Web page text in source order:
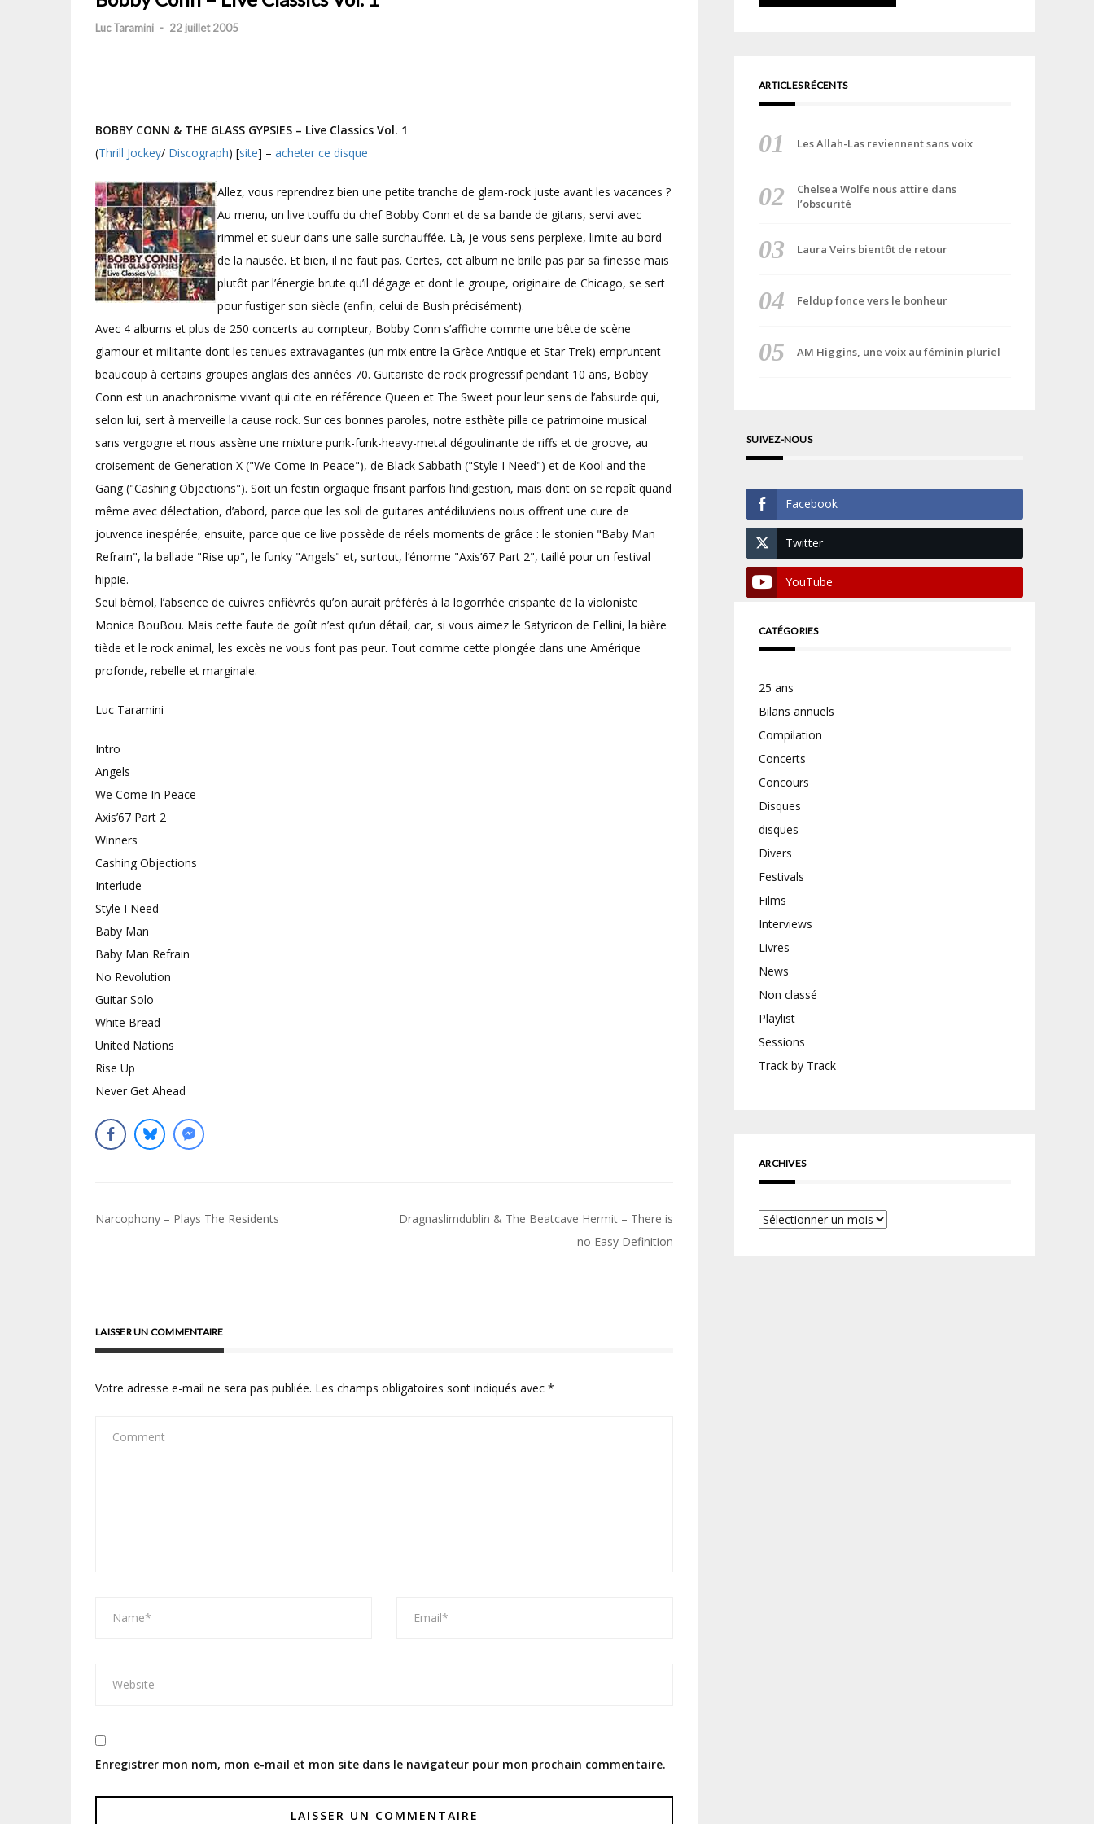
Luc Taramini - 22 juillet 2005
BOBBY CONN & THE GLASS GYPSIES – Live Classics Vol. 1
(Thrill Jockey/ Discograph) [site] – acheter ce disque
Allez, vous reprendrez bien une petite tranche de glam-rock juste avant les vacances ?
Au menu, un live touffu du chef Bobby Conn et de sa bande de gitans, servi avec
rimmel et sueur dans une salle surchauffée. Là, je vous sens perplexe, limite au bord
de la nausée. Et bien, il ne faut pas. Certes, cet album ne brille pas par sa finesse mais
plutôt par l’énergie brute qu’il dégage et dont le groupe, originaire de Chicago, se sert
pour fustiger son siècle (enfin, celui de Bush précisément).
Avec 4 albums et plus de 250 concerts au compteur, Bobby Conn s’affiche comme une bête de scène
glamour et militante dont les tenues extravagantes (un mix entre la Grèce Antique et Star Trek) empruntent
beaucoup à certains groupes anglais des années 70. Guitariste de rock progressif pendant 10 ans, Bobby
Conn est un anachronisme vivant qui cite en référence Queen et The Sweet pour leur sens de l’absurde qui,
selon lui, sert à merveille la cause rock. Sur ces bonnes paroles, notre esthète pille ce patrimoine musical
sans vergogne et nous assène une mixture punk-funk-heavy-metal dégoulinante de riffs et de groove, au
croisement de Generation X ("We Come In Peace"), de Black Sabbath ("Style I Need") et de Kool and the
Gang ("Cashing Objections"). Soit un festin orgiaque frisant parfois l’indigestion, mais dont on se repaît quand
même avec délectation, d’abord, parce que les soli de guitares antédiluviens nous offrent une cure de
jouvence inespérée, ensuite, parce que ce live possède de réels moments de grâce : le stonien "Baby Man
Refrain", la ballade "Rise up", le funky "Angels" et, surtout, l’énorme "Axis’67 Part 2", taillé pour un festival
hippie.
Seul bémol, l’absence de cuivres enfiévrés qu’on aurait préférés à la logorrhée crispante de la violoniste
Monica BouBou. Mais cette faute de goût n’est qu’un détail, car, si vous aimez le Satyricon de Fellini, la bière
tiède et le rock animal, les excès ne vous font pas peur. Tout comme cette plongée dans une Amérique
profonde, rebelle et marginale.
Luc Taramini
Intro
Angels
We Come In Peace
Axis’67 Part 2
Winners
Cashing Objections
Interlude
Style I Need
Baby Man
Baby Man Refrain
No Revolution
Guitar Solo
White Bread
United Nations
Rise Up
Never Get Ahead
Navigation
Narcophony – Plays The Residents
Dragnaslimdublin & The Beatcave Hermit – There is
no Easy Definition
LAISSER UN COMMENTAIRE
Votre adresse e-mail ne sera pas publiée. Les champs obligatoires sont indiqués avec *
Enregistrer mon nom, mon e-mail et mon site dans le navigateur pour mon prochain commentaire.
ARTICLES RÉCENTS
Les Allah-Las reviennent sans voix
Chelsea Wolfe nous attire dans
l’obscurité
Laura Veirs bientôt de retour
Feldup fonce vers le bonheur
AM Higgins, une voix au féminin pluriel
SUIVEZ-NOUS
Facebook
Twitter
YouTube
CATÉGORIES
25 ans
Bilans annuels
Compilation
Concerts
Concours
Disques
disques
Divers
Festivals
Films
Interviews
Livres
News
Non classé
Playlist
Sessions
Track by Track
ARCHIVES
Archives